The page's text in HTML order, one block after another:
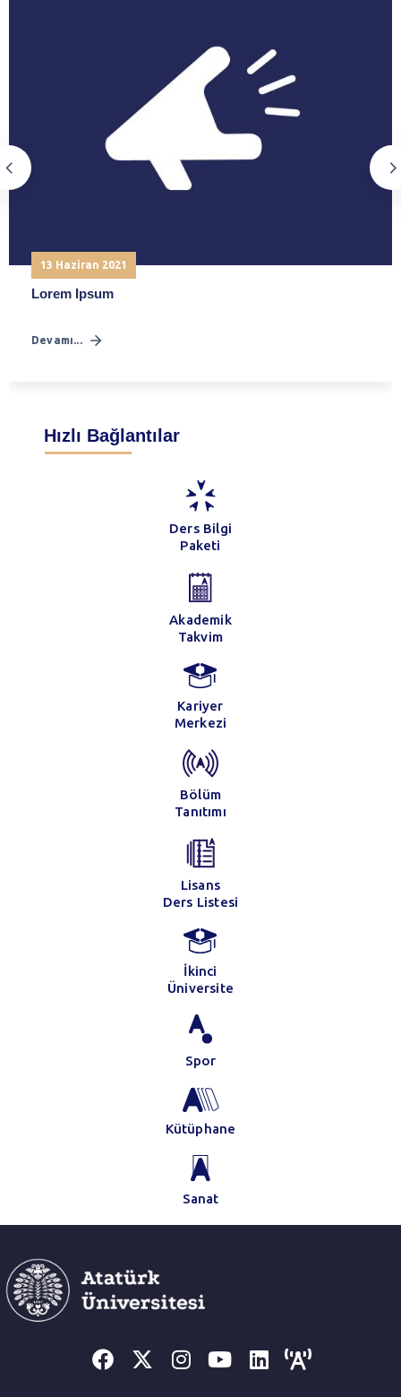
13 Haziran 2021
Lorem Ipsum
Devamı...
Hızlı Bağlantılar
Ders Bilgi
Paketi
Akademik
Takvim
Kariyer
Merkezi
Bölüm
Tanıtımı
Lisans
Ders Listesi
İkinci
Üniversite
Spor
Kütüphane
Sanat